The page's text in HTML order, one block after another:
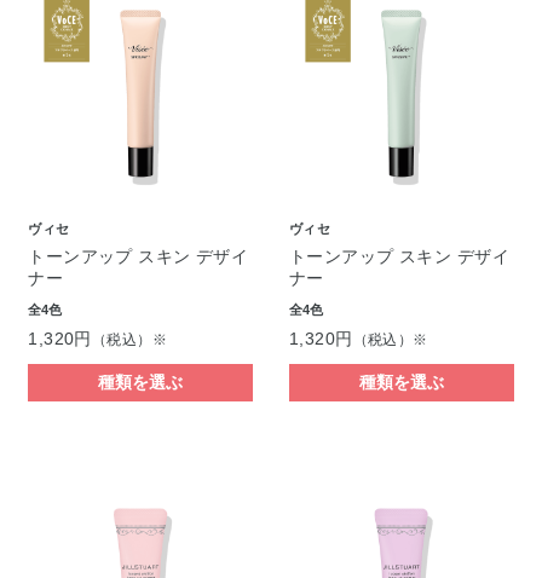
ヴィセ
トーンアップ スキン デザイ
ナー
全4色
1,320円 （税込）※
種類を選ぶ
ヴィセ
トーンアップ スキン デザイ
ナー
全4色
1,320円 （税込）※
種類を選ぶ